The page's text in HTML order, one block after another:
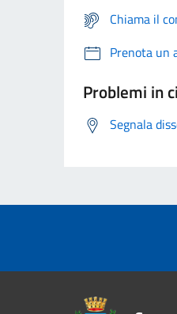
Chiama il
Prenota un
Problemi in
Segnala